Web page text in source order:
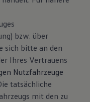
bzw. über
sich bitte an den
Ihres Vertrauens
Nutzfahrzeuge
tatsächliche
mit den zu